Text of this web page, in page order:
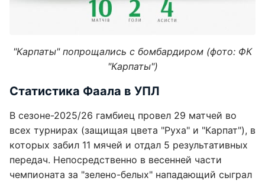
"Карпаты" попрощались с бомбардиром (фото: ФК
"Карпаты")
Статистика Фаала в УПЛ
В сезоне-2025/26 гамбиец провел 29 матчей во
всех турнирах (защищая цвета "Руха" и "Карпат"), в
которых забил 11 мячей и отдал 5 результативных
передач. Непосредственно в весенней части
чемпионата за "зелено-белых" нападающий сыграл